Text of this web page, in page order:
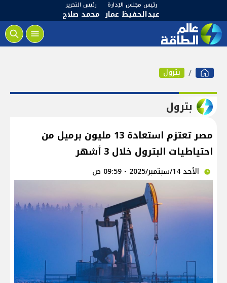
رئيس مجلس الإدارة
عبدالحفيظ عمار
رئيس التحرير
محمد صلاح
بترول
بترول
مصر تعتزم استعادة 13 مليون برميل من
احتياطيات البترول خلال 3 أشهر
الأحد 14/سبتمبر/2025 - 09:59 ص